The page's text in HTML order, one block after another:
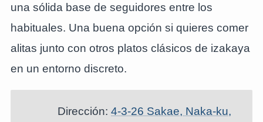
una sólida base de seguidores entre los
habituales. Una buena opción si quieres comer
alitas junto con otros platos clásicos de izakaya
en un entorno discreto.
Dirección: 4-3-26 Sakae, Naka-ku,